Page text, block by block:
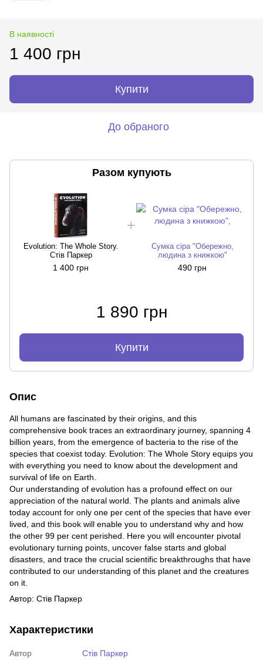
В наявності
1 400 грн
Купити
До обраного
Разом купують
Evolution: The Whole Story.
Стів Паркер
1 400 грн
Сумка сіра "Обережно,
людина з книжкою"
490 грн
1 890 грн
Купити
Опис
All humans are fascinated by their origins, and this
comprehensive book traces an extraordinary journey, spanning 4
billion years, from the emergence of bacteria to the rise of the
species that coexist today. Evolution: The Whole Story equips you
with everything you need to know about the development and
survival of life on Earth.
Our understanding of evolution has a profound effect on our
appreciation of the natural world. The plants and animals alive
today account for only one per cent of the species that have ever
lived, and this book will enable you to understand why and how
the other 99 per cent perished. Here you will encounter pivotal
evolutionary turning points, uncover false starts and global
disasters, and trace the crucial scientific breakthroughs that have
contributed to our understanding of this planet and the creatures
on it.
Автор: Стів Паркер
Характеристики
Автор
Стів Паркер